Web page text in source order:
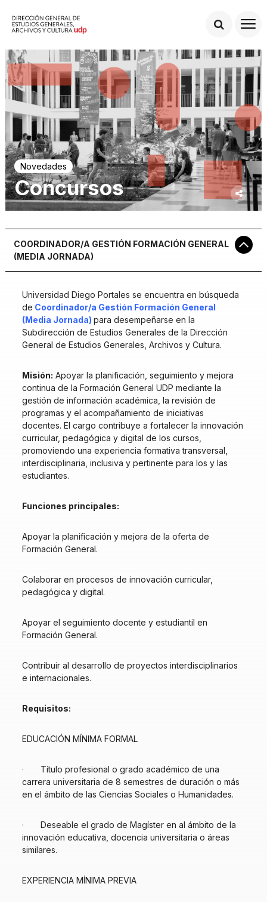
Novedades
Concursos
COORDINADOR/A GESTIÓN FORMACIÓN GENERAL
(MEDIA JORNADA)
Universidad Diego Portales se encuentra en búsqueda
de Coordinador/a Gestión Formación General
(Media Jornada) para desempeñarse en la
Subdirección de Estudios Generales de la Dirección
General de Estudios Generales, Archivos y Cultura.
Misión: Apoyar la planificación, seguimiento y mejora
continua de la Formación General UDP mediante la
gestión de información académica, la revisión de
programas y el acompañamiento de iniciativas
docentes. El cargo contribuye a fortalecer la innovación
curricular, pedagógica y digital de los cursos,
promoviendo una experiencia formativa transversal,
interdisciplinaria, inclusiva y pertinente para los y las
estudiantes.
Funciones principales:
Apoyar la planificación y mejora de la oferta de
Formación General.
Colaborar en procesos de innovación curricular,
pedagógica y digital.
Apoyar el seguimiento docente y estudiantil en
Formación General.
Contribuir al desarrollo de proyectos interdisciplinarios
e internacionales.
Requisitos:
EDUCACIÓN MÍNIMA FORMAL
· Título profesional o grado académico de una
carrera universitaria de 8 semestres de duración o más
en el ámbito de las Ciencias Sociales o Humanidades.
· Deseable el grado de Magíster en al ámbito de la
innovación educativa, docencia universitaria o áreas
similares.
EXPERIENCIA MÍNIMA PREVIA